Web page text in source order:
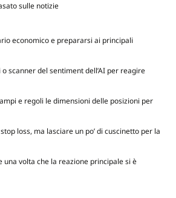
sulle notizie
economico e prepararsi ai principali
scanner del sentiment dell’AI per reagire
e regoli le dimensioni delle posizioni per
loss, ma lasciare un po’ di cuscinetto per la
una volta che la reazione principale si è